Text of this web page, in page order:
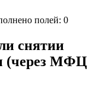
полей: 0
снятии
(через МФЦ